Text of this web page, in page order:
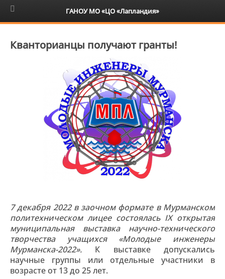
6+
Кванторианцы получают гранты!
7 декабря 2022 в заочном формате в Мурманском
политехническом лицее состоялась IX открытая
муниципальная выставка научно-технического
творчества учащихся «Молодые инженеры
Мурманска-2022». К выставке допускались
научные группы или отдельные участники в
возрасте от 13 до 25 лет.
ГАНОУ МО «ЦО «Лапландия»